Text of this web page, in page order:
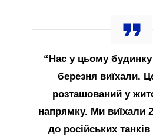
“Нас у цьому
березня виїхали.
розташований у
напрямку. Ми виїхали
до російських